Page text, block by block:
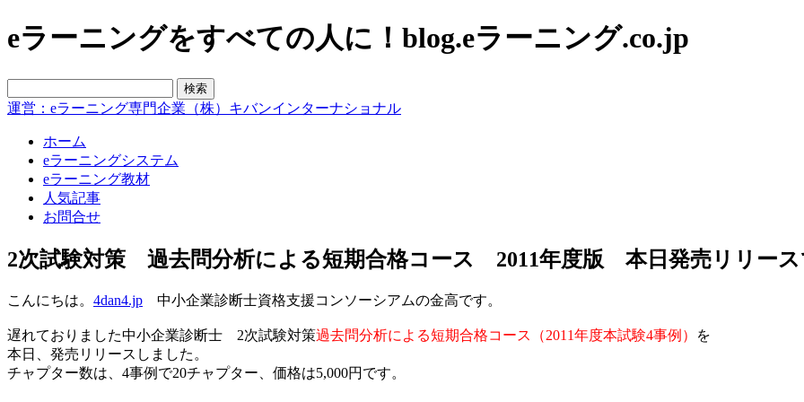
eラーニングをすべての人に！blog.eラーニング.co.jp
運営：eラーニング専門企業（株）キバンインターナショナル
ホーム
eラーニングシステム
eラーニング教材
人気記事
お問合せ
2次試験対策 過去問分析による短期合格コース 2011年度版 本日発売リリース
こんにちは。 4dan4.jp 中小企業診断士資格支援コンソーシアムの金高です。
遅れておりました中小企業診断士 2次試験対策過去問分析による短期合格コース（2011年度本試験4事例）
を
本日、発売リリースしました。
チャプター数は、4事例で20チャプター、価格は5,000円です。